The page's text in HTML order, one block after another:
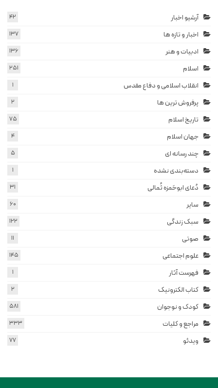
آرشیو اخبار 42
اخبار و تازه ها 137
ادبیات و هنر 136
اسلام 251
انقلاب اسلامی و دفاع مقدس 1
پرفروش ترین ها 2
تاریخ اسلام 75
جهان اسلام 4
چند رسانه ای 5
دسته‌بندی نشده 1
دُعای ابوحَمزه ثُمالی 31
سایر 60
سبک زندگی 122
صوتی 11
علوم اجتماعی 145
فهرست آثار 1
کتاب الکترونیک 2
کودک و نوجوان 581
مراجع و کلیات 333
ویدئو 77